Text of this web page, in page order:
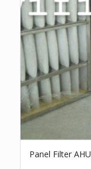
Panel Filter AHU